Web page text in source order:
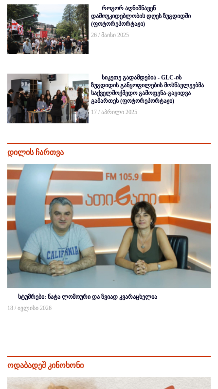
როგორ აღნიშნავენ
დამოუკიდებლობის დღეს ზუგდიდში
(ფოტორეპორტაჟი)
26 / მაისი 2025
სიკეთე გადამდებია - GLC-ის
ზუგდიდის განყოფილების მოსწავლეებმა
საქველმოქმედო გამოფენა-გაყიდვა
გამართეს (ფოტორეპორტაჟი)
17 / აპრილი 2025
დილის ჩართვა
სტუმრები: ნატა ლომოური და ზვიად კვარაცხელია
18 / ივლისი 2026
ოდაბადეშ კინოხონი